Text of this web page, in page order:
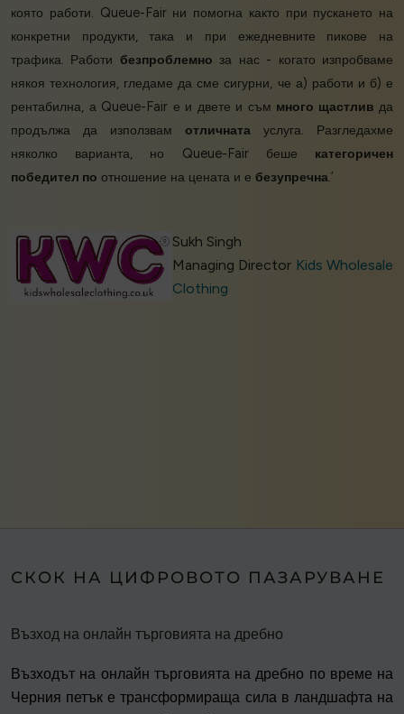
която работи. Queue-Fair ни помогна както при пускането на
конкретни продукти, така и при ежедневните пикове на
трафика. Работи безпроблемно за нас - когато изпробваме
някоя технология, гледаме да сме сигурни, че а) работи и б) е
рентабилна, а Queue-Fair е и двете и съм много щастлив да
продължа да използвам отличната услуга. Разгледахме
няколко варианта, но Queue-Fair беше категоричен
победител по отношение на цената и е безупречна.’
Sukh Singh
Managing Director Kids Wholesale
Clothing
СКОК НА ЦИФРОВОТО ПАЗАРУВАНЕ
Възход на онлайн търговията на дребно
Възходът на онлайн търговията на дребно по време на
Черния петък е трансформираща сила в ландшафта на